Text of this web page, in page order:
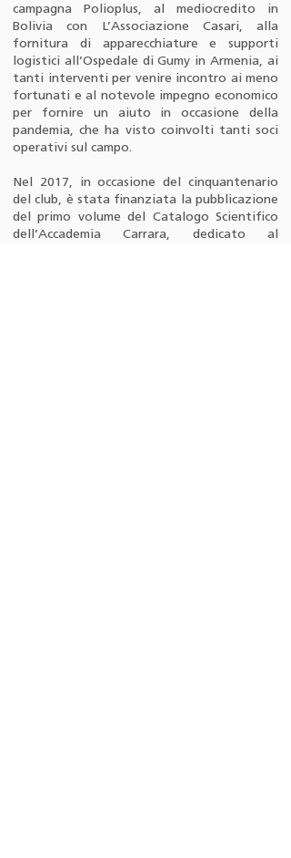
campagna Polioplus, al mediocredito in
Bolivia con L’Associazione Casari, alla
fornitura di apparecchiature e supporti
logistici all’Ospedale di Gumy in Armenia, ai
tanti interventi per venire incontro ai meno
fortunati e al notevole impegno economico
per fornire un aiuto in occasione della
pandemia, che ha visto coinvolti tanti soci
operativi sul campo.
Nel 2017, in occasione del cinquantenario
del club, è stata finanziata la pubblicazione
del primo volume del Catalogo Scientifico
dell’Accademia Carrara, dedicato al